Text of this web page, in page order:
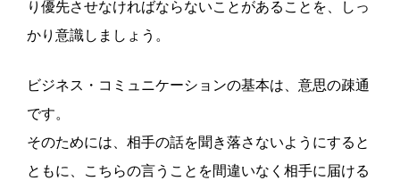
り優先させなければならないことがあることを、しっ
かり意識しましょう。
ビジネス・コミュニケーションの基本は、意思の疎通
です。
そのためには、相手の話を聞き落さないようにすると
ともに、こちらの言うことを間違いなく相手に届ける